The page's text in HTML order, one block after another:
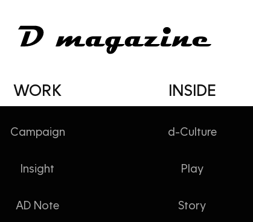
WORK
Campaign
Insight
AD Note
INSIDE
d-Culture
Play
Story